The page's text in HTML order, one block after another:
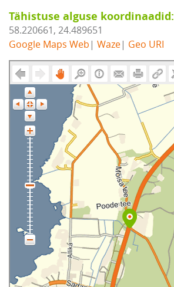
Tähistuse alguse koordinaadid:
58.220661, 24.489651
Google Maps Web | Waze| Geo URI